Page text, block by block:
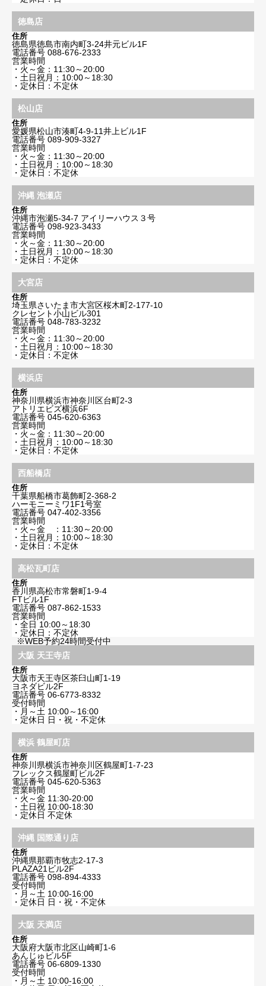
徳島店
住所
徳島県徳島市南内町3-24井元ビル1F
電話番号 088-676-2333
営業時間
・火～金：11:30～20:00
・土日祝月：10:00～18:30
・定休日：不定休
松山店
住所
愛媛県松山市湊町4-9-11井上ビル1F
電話番号 089-909-3327
営業時間
・火～金：11:30～20:00
・土日祝月：10:00～18:30
・定休日：不定休
沖縄 泡瀬店
住所
沖縄市泡瀬5-34-7 アイリーハウス３号
電話番号 098-923-3433
営業時間
・火～金：11:30～20:00
・土日祝月：10:00～18:30
・定休日：不定休
大宮店
住所
埼玉県さいたま市大宮区桜木町2-177-10
クレセント小山ビル301
電話番号 048-783-3232
営業時間
・火～金：11:30～20:00
・土日祝月：10:00～18:30
・定休日：不定休
横浜店
住所
神奈川県横浜市神奈川区台町2-3
アトリエビズ横浜6F
電話番号 045-620-6363
営業時間
・火～金：11:30～20:00
・土日祝月：10:00～18:30
・定休日：不定休
西船橋店
住所
千葉県船橋市葛飾町2-368-2
ハーモニーミワ1F1号室
電話番号 047-402-3356
営業時間
・火～金 ：11:30～20:00
・土日祝月：10:00～18:30
・定休日：不定休
高松瓦町店
住所
香川県高松市常磐町1-9-4
FTビル1F
電話番号 087-862-1533
営業時間
・全日 10:00～18:30
・定休日：不定休
※WEB予約24時間受付中
大阪 天王寺店
住所
大阪市天王寺区茶臼山町1-19
ヨネダビル2F
電話番号 06-6773-8332
受付時間
・月～土 10:00～16:00
・定休日 日・祝・不定休
横浜 鶴屋町店
住所
神奈川県横浜市神奈川区鶴屋町1-7-23
フレックス鶴屋町ビル2F
電話番号 045-620-5363
営業時間
・火～金 11:30-20:00
・土日祝 10:00-18:30
・定休日 不定休
沖縄 国際通り店
住所
沖縄県那覇市牧志2-17-3
PLAZA21ビル2F
電話番号 098-894-4333
受付時間
・月～土 10:00-16:00
・定休日 日・祝・不定休
大阪 天満店
住所
大阪府大阪市北区山崎町1-6
あんじゅビル5F
電話番号 06-6809-1330
受付時間
・月～土 10:00-16:00